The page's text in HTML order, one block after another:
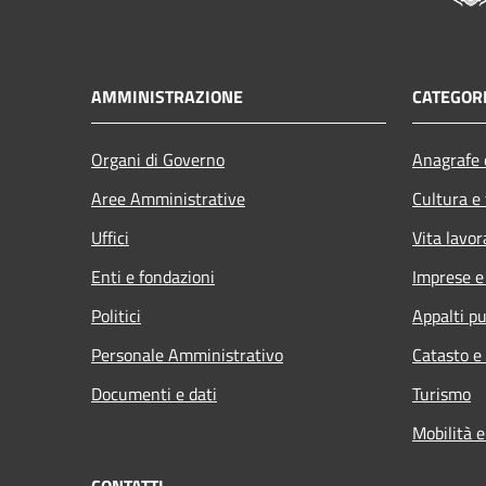
AMMINISTRAZIONE
Organi di Governo
Aree Amministrative
Uffici
Enti e fondazioni
Politici
Personale Amministrativo
Documenti e dati
Cultura
Vita
Imprese
Appalti
Catasto
Turismo
Mobilità